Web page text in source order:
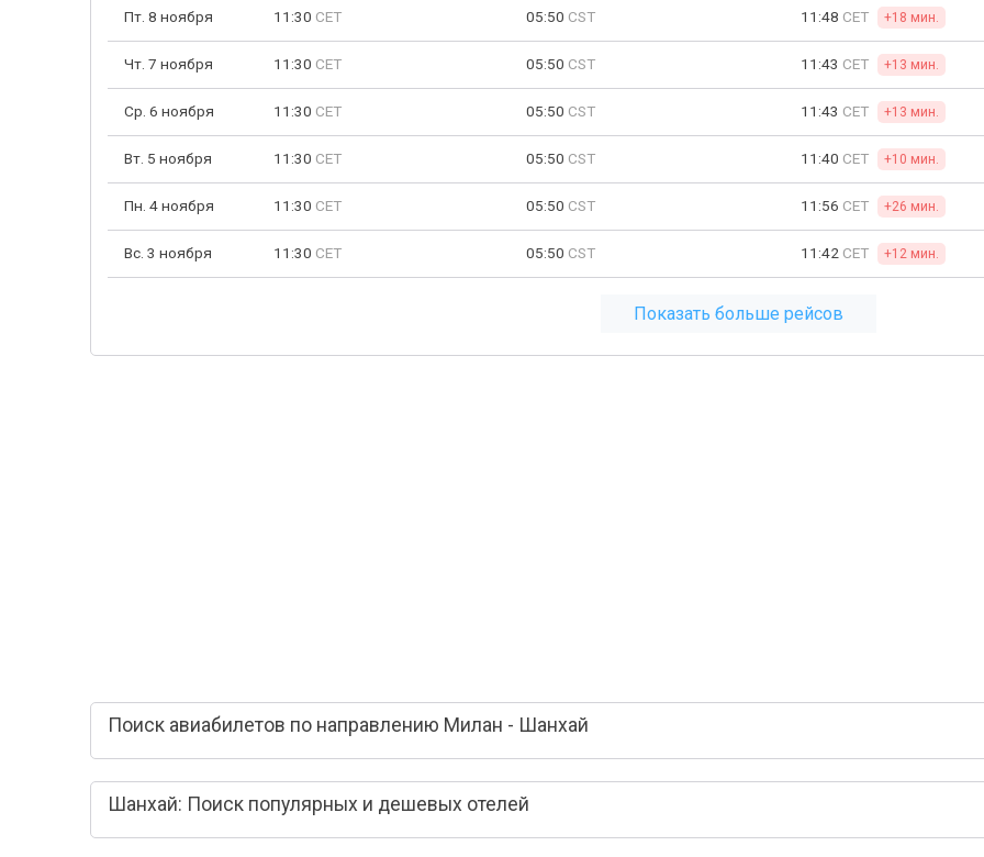
Пт. 8 ноября 11:30 CET 05:50 CST 11:48 CET +18 мин.
Чт. 7 ноября 11:30 CET 05:50 CST 11:43 CET +13 мин.
Ср. 6 ноября 11:30 CET 05:50 CST 11:43 CET +13 мин.
Вт. 5 ноября 11:30 CET 05:50 CST 11:40 CET +10 мин.
Пн. 4 ноября 11:30 CET 05:50 CST 11:56 CET +26 мин.
Вс. 3 ноября 11:30 CET 05:50 CST 11:42 CET +12 мин.
Показать больше рейсов
Поиск авиабилетов по направлению Милан - Шанхай
Шанхай: Поиск популярных и дешевых отелей